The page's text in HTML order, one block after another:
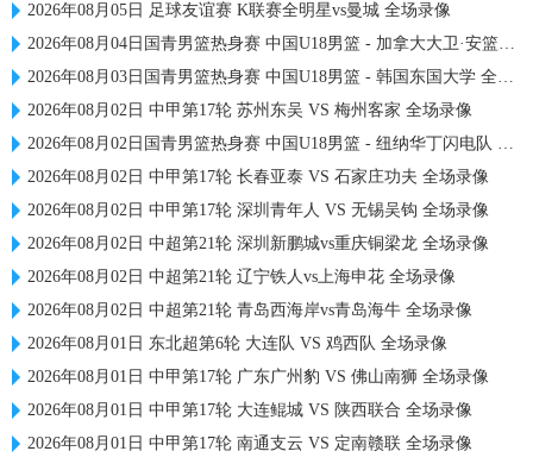
2026年08月05日 足球友谊赛 K联赛全明星vs曼城 全场录像
2026年08月04日国青男篮热身赛 中国U18男篮 - 加拿大大卫·安篮球学院 全场录像
2026年08月03日国青男篮热身赛 中国U18男篮 - 韩国东国大学 全场录像
2026年08月02日 中甲第17轮 苏州东吴 VS 梅州客家 全场录像
2026年08月02日国青男篮热身赛 中国U18男篮 - 纽纳华丁闪电队 全场录像
2026年08月02日 中甲第17轮 长春亚泰 VS 石家庄功夫 全场录像
2026年08月02日 中甲第17轮 深圳青年人 VS 无锡吴钩 全场录像
2026年08月02日 中超第21轮 深圳新鹏城vs重庆铜梁龙 全场录像
2026年08月02日 中超第21轮 辽宁铁人vs上海申花 全场录像
2026年08月02日 中超第21轮 青岛西海岸vs青岛海牛 全场录像
2026年08月01日 东北超第6轮 大连队 VS 鸡西队 全场录像
2026年08月01日 中甲第17轮 广东广州豹 VS 佛山南狮 全场录像
2026年08月01日 中甲第17轮 大连鲲城 VS 陕西联合 全场录像
2026年08月01日 中甲第17轮 南通支云 VS 定南赣联 全场录像